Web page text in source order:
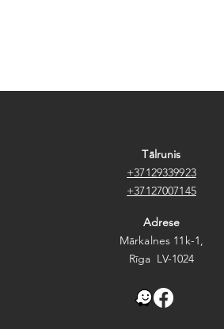
Tālrunis
+37129339923
+37127007145
Adrese
Mārkalnes 11k-1,
Rīga LV-1024